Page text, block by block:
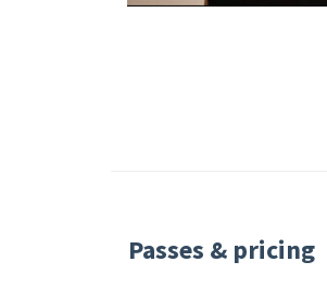
Passes & pricing